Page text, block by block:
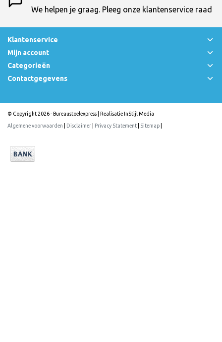
We helpen je graag. Pleeg onze klantenservice raad
Klantenservice
Mijn account
Categorieën
Contactgegevens
© Copyright 2026 - Bureaustoelexpress | RealisatieInStijl Media
Algemene voorwaarden
Disclaimer Privacy Statement Sitemap